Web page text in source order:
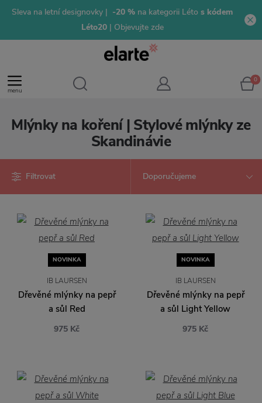
Sleva na letní designovky | -20 % na kategorii Léto s kódem
Léto20 | Objevujte zde
menu
0
Mlýnky na koření | Stylové mlýnky ze
Skandinávie
Filtrovat
NOVINKA
IB LAURSEN
Dřevěné mlýnky na pepř
a sůl Red
975 Kč
NOVINKA
IB LAURSEN
Dřevěné mlýnky na pepř
a sůl Light Yellow
975 Kč